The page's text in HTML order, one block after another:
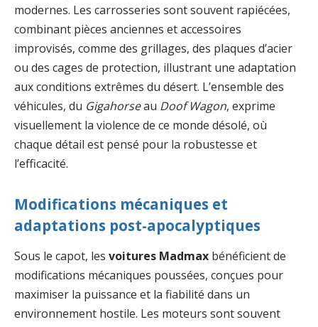
modernes. Les carrosseries sont souvent rapiécées,
combinant pièces anciennes et accessoires
improvisés, comme des grillages, des plaques d’acier
ou des cages de protection, illustrant une adaptation
aux conditions extrêmes du désert. L’ensemble des
véhicules, du Gigahorseau Doof Wagon, exprime
visuellement la violence de ce monde désolé, où
chaque détail est pensé pour la robustesse et
l’efficacité.
Modifications mécaniques et
adaptations post-apocalyptiques
Sous le capot, les voitures Madmax bénéficient de
modifications mécaniques poussées, conçues pour
maximiser la puissance et la fiabilité dans un
environnement hostile. Les moteurs sont souvent